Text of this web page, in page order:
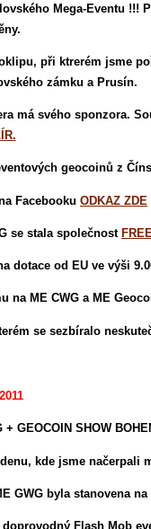
Mega-Eventu !!!
při ktrerém jsme
zámku a Prusín.
má svého sponzora.
geocoinů z
Facebooku ODKAZ ZDE
se stala společnost
dotace od EU ve výši
na ME CWG a ME
se sezbíralo
GEOCOIN SHOW
kde jsme načerpali
GWG byla stanovena na
Flash Mob